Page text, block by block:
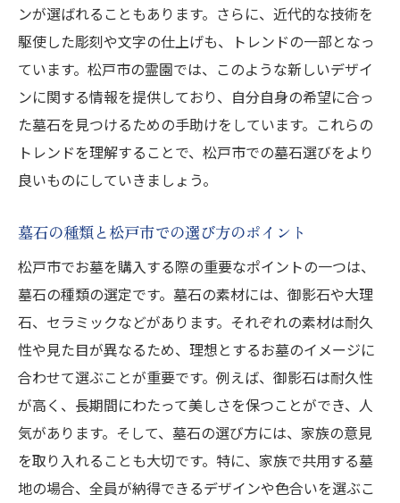
ンが選ばれることもあります。さらに、近代的な技術を
駆使した彫刻や文字の仕上げも、トレンドの一部となっ
ています。松戸市の霊園では、このような新しいデザイ
ンに関する情報を提供しており、自分自身の希望に合っ
た墓石を見つけるための手助けをしています。これらの
トレンドを理解することで、松戸市での墓石選びをより
良いものにしていきましょう。
墓石の種類と松戸市での選び方のポイント
松戸市でお墓を購入する際の重要なポイントの一つは、
墓石の種類の選定です。墓石の素材には、御影石や大理
石、セラミックなどがあります。それぞれの素材は耐久
性や見た目が異なるため、理想とするお墓のイメージに
合わせて選ぶことが重要です。例えば、御影石は耐久性
が高く、長期間にわたって美しさを保つことができ、人
気があります。そして、墓石の選び方には、家族の意見
を取り入れることも大切です。特に、家族で共用する墓
地の場合、全員が納得できるデザインや色合いを選ぶこ